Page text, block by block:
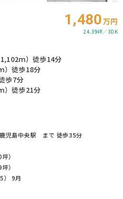
1,480万円
24.39坪 3DK
ｍ）徒歩14分
）徒歩18分
歩7分
）徒歩21分
児島中央駅 まで 徒歩35分
）
）
） 9月